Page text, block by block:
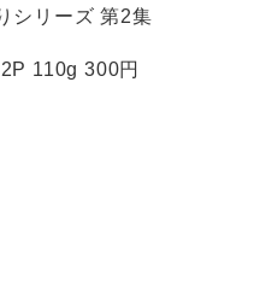
シリーズ 第2集
110g 300円